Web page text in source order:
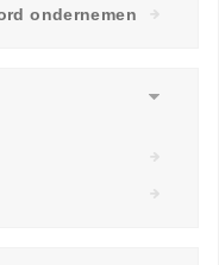
ondernemen